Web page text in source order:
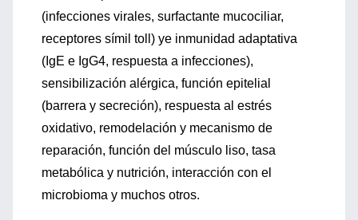
(infecciones virales, surfactante mucociliar,
receptores símil toll) ye inmunidad adaptativa
(IgE e IgG4, respuesta a infecciones),
sensibilización alérgica, función epitelial
(barrera y secreción), respuesta al estrés
oxidativo, remodelación y mecanismo de
reparación, función del músculo liso, tasa
metabólica y nutrición, interacción con el
microbioma y muchos otros.